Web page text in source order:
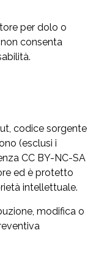
per dolo o
consenta
codice sorgente
(esclusi i
CC BY-NC-SA
ed è protetto
intellettuale.
modifica o